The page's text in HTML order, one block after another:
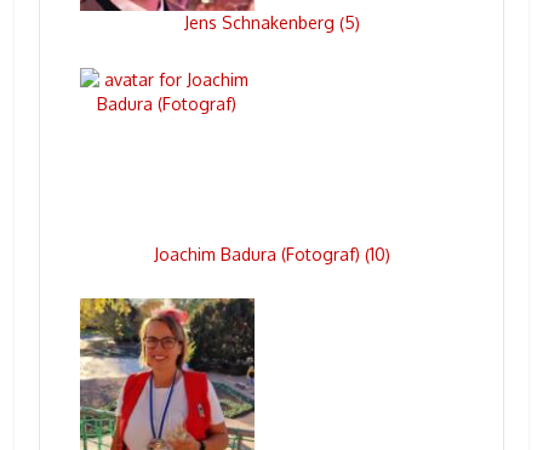
Jens Schnakenberg (5)
Joachim Badura (Fotograf) (10)